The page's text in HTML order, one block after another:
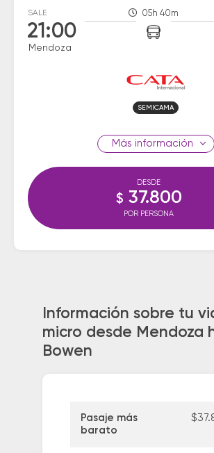
SALE
21:00
Mendoza
05h 40m
SEMICAMA
información
DESDE
$ 37.800
POR PERSONA
Información sobre tu
micro desde Mendoza
Bowen
Pasaje más
barato